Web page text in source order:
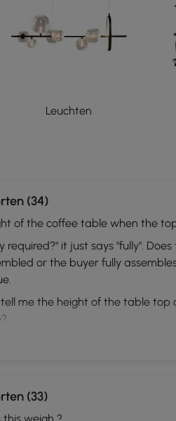
Leuchten
(34)
of the coffee table when the
required?" it just says "fully".
or the buyer fully
me the height of the table top
(33)
weigh ?